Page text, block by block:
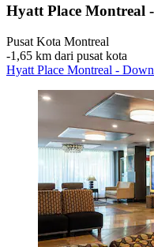
Hyatt Place Montreal
Pusat Kota Montreal
‐1,65 km dari pusat kota
Hyatt Place Montreal -